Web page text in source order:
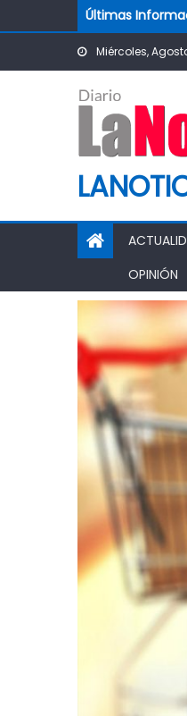
Skip to contentÚltimas
Miércoles,
OPINIÓN